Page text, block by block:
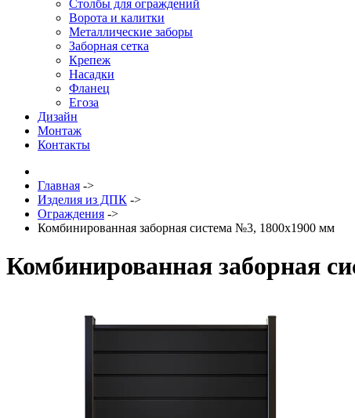
Столбы для ограждений
Ворота и калитки
Металлические заборы
Заборная сетка
Крепеж
Насадки
Фланец
Егоза
Дизайн
Монтаж
Контакты
Главная ->
Изделия из ДПК ->
Ограждения ->
Комбинированная заборная система №3, 1800х1900 мм
Комбинированная заборная